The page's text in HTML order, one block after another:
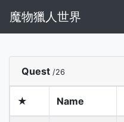
魔物獵人世界
Quest /26
★ Name